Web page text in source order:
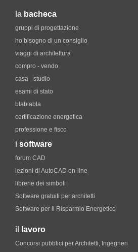
la bacheca
gruppi di progettazione
ho bisogno di un consiglio
viaggi di architettura
compro - vendo
casa - studio
esami di stato
blablabla
certificazione energetica
professione e fisco
i software
forum CAD
lezioni di AutoCAD on-line
librerie dei simboli
Software gratuiti per architetti
Software per il Risparmio Energetico
il lavoro
Concorsi pubblici per Architetti, Ingegneri